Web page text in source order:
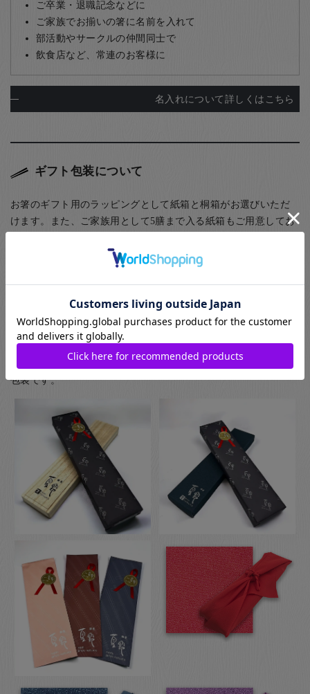
ご卒業・退職記念などに
ご家族でお揃いの箸に名前を入れて
部活動やサークルの仲間同士で
飲食店など、常連のお客様に
名入れについて詳しくはこちら
ギフト包装について
お箸のギフト用のラッピングとして紙箱と桐箱がお選びいただ
けます。また、ご家族用として5膳まで入る紙箱もご用意してお
(お子様食器に関してはギフト用・ご自宅用問わず、紙箱(無料)
に入れてのお届けとなります(ギフト用はその上から包装紙にて
ラッピング)) お箸用の無料のラッピングは、箸袋に入れるタイ
プのものになります。
お箸用のギフトボックスをご注文いただいた方は、￥440-(税別)
でさらに風呂敷でのラッピングもご指定いただけます。日本の
伝統的な贈り物のスタイルで、お箸のプレゼントにぴったりな
包装です。